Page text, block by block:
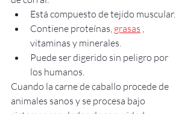
Está compuesto de tejido muscular.
Contiene proteínas, grasas
vitaminas y minerales.
Puede ser digerido sin peligro por
los humanos.
Cuando la carne de caballo procede de
animales sanos y se procesa bajo